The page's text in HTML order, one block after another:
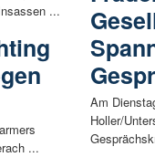
...
...
Am
Holler/